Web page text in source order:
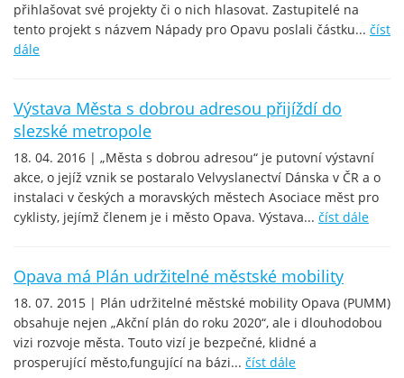
přihlašovat své projekty či o nich hlasovat. Zastupitelé na
tento projekt s názvem Nápady pro Opavu poslali částku... číst
dále
Výstava Města s dobrou adresou přijíždí do
slezské metropole
18. 04. 2016 | „Města s dobrou adresou“ je putovní výstavní
akce, o jejíž vznik se postaralo Velvyslanectví Dánska v ČR a o
instalaci v českých a moravských městech Asociace měst pro
cyklisty, jejímž členem je i město Opava. Výstava... číst dále
Opava má Plán udržitelné městské mobility
18. 07. 2015 | Plán udržitelné městské mobility Opava (PUMM)
obsahuje nejen „Akční plán do roku 2020“, ale i dlouhodobou
vizi rozvoje města. Touto vizí je bezpečné, klidné a
prosperující město,fungující na bázi... číst dále